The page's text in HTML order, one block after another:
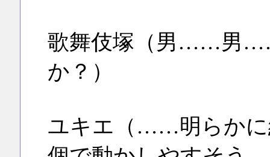
歌舞伎塚（男……男
か？）
ユキエ（……明らかに